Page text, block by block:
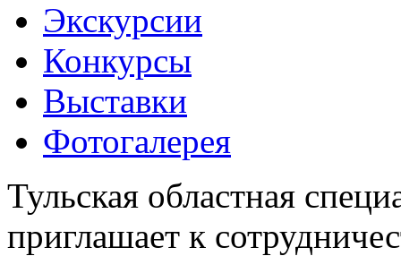
Экскурсии
Конкурсы
Выставки
Фотогалерея
Тульская областная
приглашает к